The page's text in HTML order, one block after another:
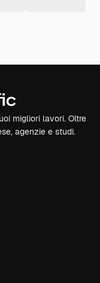
migliori lavori. Oltre
agenzie e studi.